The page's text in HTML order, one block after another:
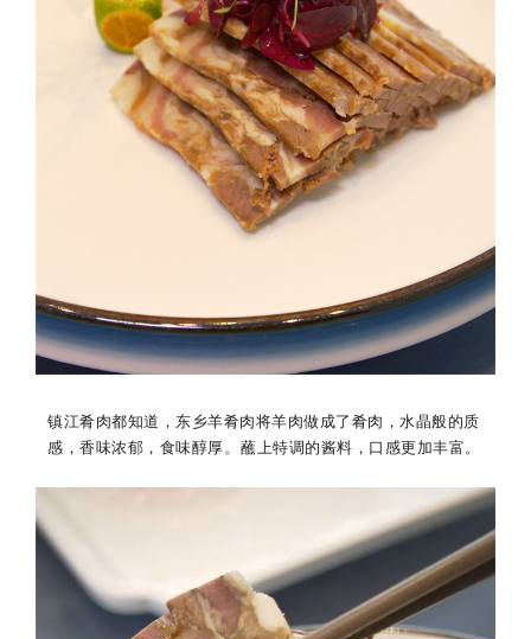
镇江肴肉都知道，东乡羊肴肉将羊肉做成了肴肉，水晶般的质
感， 香味浓郁，食味醇厚。蘸上特调的酱料，口感更加丰富。